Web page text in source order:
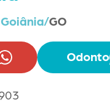
GO
Odonto